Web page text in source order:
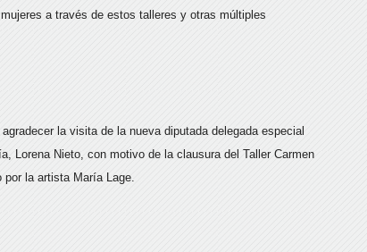
a través de estos talleres y otras múltiples
la visita de la nueva diputada delegada especial
Lorena Nieto, con motivo de la clausura del Taller Carmen
por la artista María Lage.